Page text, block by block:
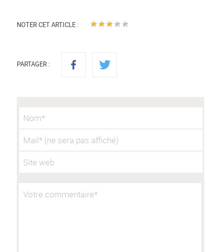
NOTER CET ARTICLE :
PARTAGER :